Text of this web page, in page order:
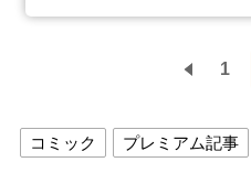
1
コミック プレミアム記事